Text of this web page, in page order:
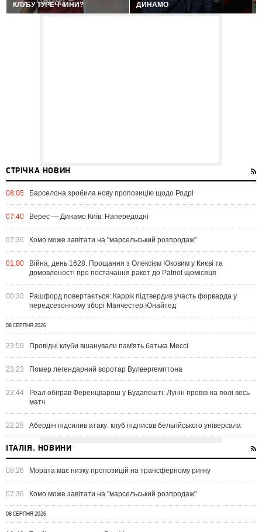
КЛУБУ ТУРЕЧЧИНИ?
ДИНАМО
СТРІЧКА НОВИН
08:05 Барселона зробила нову пропозицію щодо Родрі
07:40 Верес — Динамо Київ. Напередодні
07:36 Комо може завітати на "марсельський розпродаж"
01:00
Війна, день 1628. Прощання з Олексієм Юковим у Києві та
домовленості про постачання ракет до Patriot щомісяця
00:30
Рашфорд повертається: Каррік підтвердив участь форварда у
передсезонному зборі Манчестер Юнайтед
08 СЕРПНЯ 2026
23:59 Провідні клуби вшанували пам'ять батька Мессі
23:23 Помер легендарний воротар Вулвергемптона
22:44
Реал обіграв Ференцварош у Будапешті: Лунін провів на полі весь
матч
22:28 Абердін підсилив атаку: клуб підписав бельгійського універсала
ІТАЛІЯ. НОВИНИ
08:26 Мората має низку пропозицій на трансферному ринку
07:36 Комо може завітати на "марсельський розпродаж"
08 СЕРПНЯ 2026